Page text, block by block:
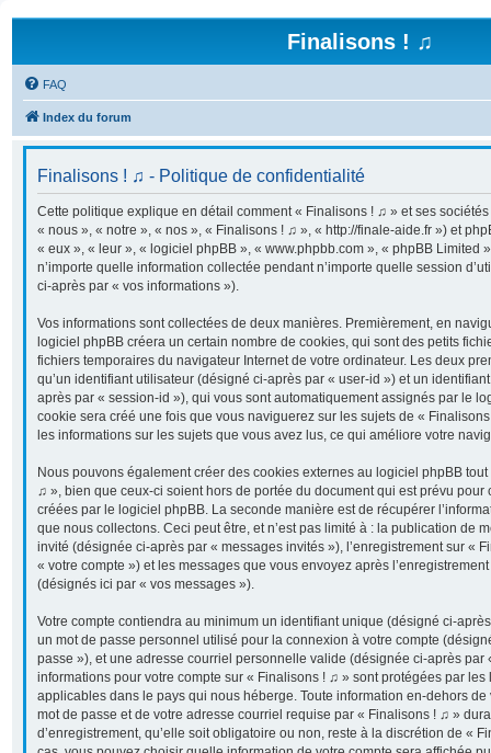
Finalisons ! ♫
FAQ
Index du forum
Finalisons ! ♫ - Politique de confidentialité
Cette politique explique en détail comment « Finalisons ! ♫ » et ses
« nous », « notre », « nos », « Finalisons ! ♫ », « http://finale-aide.fr ») et
« eux », « leur », « logiciel phpBB », « www.phpbb.com », « phpBB Limited
n’importe quelle information collectée pendant n’importe quelle session
ci-après par « vos informations »).
Vos informations sont collectées de deux manières. Premièrement, en
logiciel phpBB créera un certain nombre de cookies, qui sont des petits
fichiers temporaires du navigateur Internet de votre ordinateur. Les deux
qu’un identifiant utilisateur (désigné ci-après par « user-id ») et un
après par « session-id »), qui vous sont automatiquement assignés par le
cookie sera créé une fois que vous naviguerez sur les sujets de «
les informations sur les sujets que vous avez lus, ce qui améliore votre
Nous pouvons également créer des cookies externes au logiciel phpBB
♫ », bien que ceux-ci soient hors de portée du document qui est prévu pour
créées par le logiciel phpBB. La seconde manière est de récupérer
que nous collectons. Ceci peut être, et n’est pas limité à : la publication de
invité (désignée ci-après par « messages invités »), l’enregistrement sur «
« votre compte ») et les messages que vous envoyez après
(désignés ici par « vos messages »).
Votre compte contiendra au minimum un identifiant unique (désigné ci-
un mot de passe personnel utilisé pour la connexion à votre compte
passe »), et une adresse courriel personnelle valide (désignée ci-après par
informations pour votre compte sur « Finalisons ! ♫ » sont protégées par
applicables dans le pays qui nous héberge. Toute information en-dehors de
mot de passe et de votre adresse courriel requise par « Finalisons ! ♫ »
d’enregistrement, qu’elle soit obligatoire ou non, reste à la discrétion de «